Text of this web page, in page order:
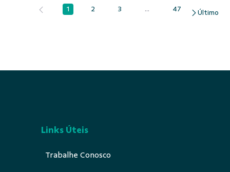
Página
1 Página
2 Página
3 ...Páginas intermediárias
Página
47
Links Úteis
Trabalhe Conosco